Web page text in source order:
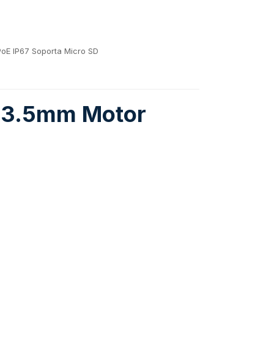
IP67 Soporta Micro SD
Motor